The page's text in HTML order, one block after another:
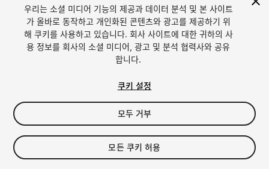
1/10
$6
세금/부가세는 결제 시 반영됩니다.
우리는 소셜 미디어 기능의 제공과 데이터 분석 및 본 사이트
가 올바로 동작하고 개인화된 콘텐츠와 광고를 제공하기 위
해 쿠키를 사용하고 있습니다. 회사 사이트에 대한 귀하의 사
용 정보를 회사의 소셜 미디어, 광고 및 분석 협력사와 공유
합니다.
쿠키 설정
모두 거부
모든 쿠키 허용